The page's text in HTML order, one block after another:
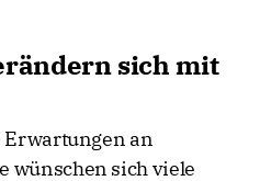
sich mit
Erwartungen an
wünschen sich viele